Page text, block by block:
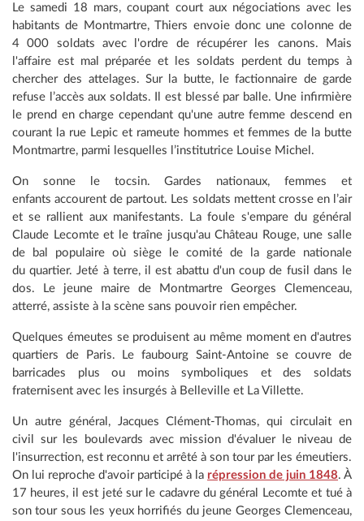
Le samedi 18 mars, coupant court aux négociations avec les
habitants de Montmartre, Thiers envoie donc une colonne de
4 000 soldats avec l'ordre de récupérer les canons. Mais
l'affaire est mal préparée et les soldats perdent du temps à
chercher des attelages. Sur la butte, le factionnaire de garde
refuse l’accès aux soldats. Il est blessé par balle. Une infirmière
le prend en charge cependant qu'une autre femme descend en
courant la rue Lepic et rameute hommes et femmes de la butte
Montmartre, parmi lesquelles l’institutrice Louise Michel.
On sonne le tocsin. Gardes nationaux, femmes et
enfants accourent de partout. Les soldats mettent crosse en l’air
et se rallient aux manifestants. La foule s'empare du général
Claude Lecomte et le traîne jusqu'au Château Rouge, une salle
de bal populaire où siège le comité de la garde nationale
du quartier. Jeté à terre, il est abattu d'un coup de fusil dans le
dos. Le jeune maire de Montmartre Georges Clemenceau,
atterré, assiste à la scène sans pouvoir rien empêcher.
Quelques émeutes se produisent au même moment en d'autres
quartiers de Paris. Le faubourg Saint-Antoine se couvre de
barricades plus ou moins symboliques et des soldats
fraternisent avec les insurgés à Belleville et La Villette.
Un autre général, Jacques Clément-Thomas, qui circulait en
civil sur les boulevards avec mission d'évaluer le niveau de
l'insurrection, est reconnu et arrêté à son tour par les émeutiers.
On lui reproche d'avoir participé à la répression de juin 1848. À
17 heures, il est jeté sur le cadavre du général Lecomte et tué à
son tour sous les yeux horrifiés du jeune Georges Clemenceau,